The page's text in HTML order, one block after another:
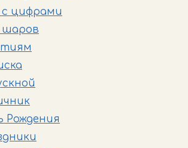
цифрами
шаров
Рождения